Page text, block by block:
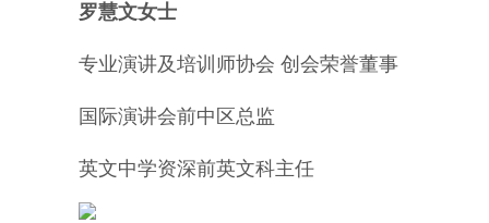
罗慧文女士
专业演讲及培训师协会 创会荣誉董事
国际演讲会前中区总监
英文中学资深前英文科主任